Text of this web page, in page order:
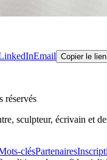
Email Copier le lien
sculpteur, écrivain et
clésPartenaires